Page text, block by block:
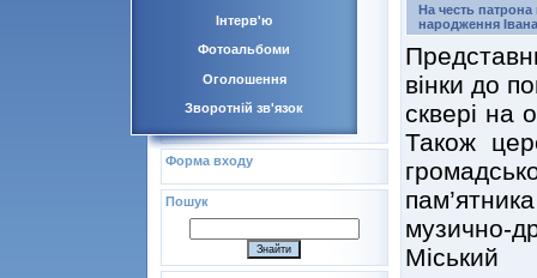
Інтерв'ю
Фотоальбоми
Оголошення
Зворотній зв'язок
Форма входу
Пошук
На честь патрона
народження
вінки до
сквері на
Також
музично-
Міський